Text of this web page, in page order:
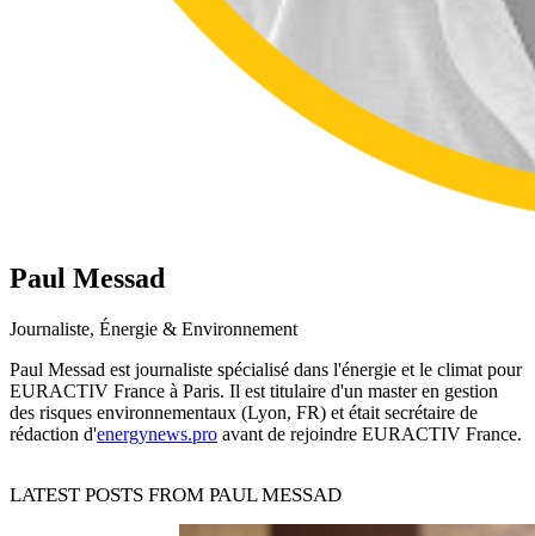
Paul Messad
Journaliste, Énergie & Environnement
Paul Messad est journaliste spécialisé dans l'énergie et le climat pour
EURACTIV France à Paris. Il est titulaire d'un master en gestion
des risques environnementaux (Lyon, FR) et était secrétaire de
rédaction d'energynews.pro avant de rejoindre EURACTIV France.
LATEST POSTS FROM PAUL MESSAD